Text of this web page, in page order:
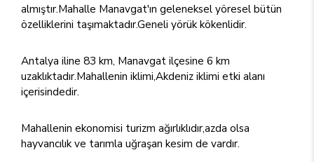
almıştır.Mahalle Manavgat'ın geleneksel yöresel bütün
özelliklerini taşımaktadır.Geneli yörük kökenlidir.
Antalya iline 83 km, Manavgat ilçesine 6 km
uzaklıktadır.Mahallenin iklimi,Akdeniz iklimi etki alanı
içerisindedir.
Mahallenin ekonomisi turizm ağırlıklıdır,azda olsa
hayvancılık ve tarımla uğraşan kesim de vardır.